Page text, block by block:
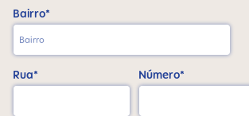
Bairro*
Rua* Número*